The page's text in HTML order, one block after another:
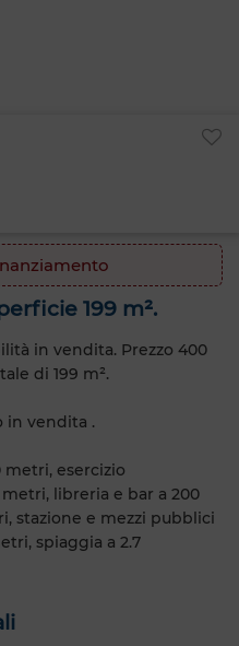
199 m².
in vendita. Prezzo 400
di 199 m².
in vendita .
metri, esercizio
libreria e bar a 200
stazione e mezzi pubblici
spiaggia a 2.7